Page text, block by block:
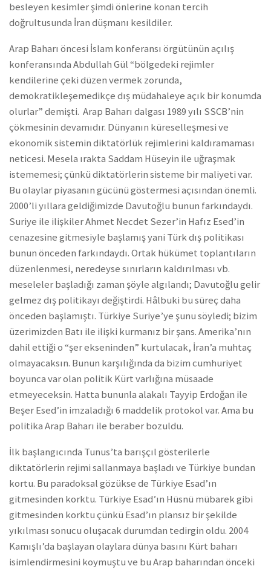
besleyen kesimler şimdi önlerine konan tercih
doğrultusunda İran düşmanı kesildiler.
Arap Baharı öncesi İslam konferansı örgütünün açılış
konferansında Abdullah Gül “bölgedeki rejimler
kendilerine çeki düzen vermek zorunda,
demokratikleşemedikçe dış müdahaleye açık bir konumda
olurlar” demişti. Arap Baharı dalgası 1989 yılı SSCB’nin
çökmesinin devamıdır. Dünyanın küreselleşmesi ve
ekonomik sistemin diktatörlük rejimlerini kaldıramaması
neticesi. Mesela ırakta Saddam Hüseyin ile uğraşmak
istememesi; çünkü diktatörlerin sisteme bir maliyeti var.
Bu olaylar piyasanın gücünü göstermesi açısından önemli.
2000’li yıllara geldiğimizde Davutoğlu bunun farkındaydı.
Suriye ile ilişkiler Ahmet Necdet Sezer’in Hafız Esed’in
cenazesine gitmesiyle başlamış yani Türk dış politikası
bunun önceden farkındaydı. Ortak hükümet toplantıların
düzenlenmesi, neredeyse sınırların kaldırılması vb.
meseleler başladığı zaman şöyle algılandı; Davutoğlu gelir
gelmez dış politikayı değiştirdi. Hâlbuki bu süreç daha
önceden başlamıştı. Türkiye Suriye’ye şunu söyledi; bizim
üzerimizden Batı ile ilişki kurmanız bir şans. Amerika’nın
dahil ettiği o “şer ekseninden” kurtulacak, İran’a muhtaç
olmayacaksın. Bunun karşılığında da bizim cumhuriyet
boyunca var olan politik Kürt varlığına müsaade
etmeyeceksin. Hatta bununla alakalı Tayyip Erdoğan ile
Beşer Esed’in imzaladığı 6 maddelik protokol var. Ama bu
politika Arap Baharı ile beraber bozuldu.
İlk başlangıcında Tunus’ta barışçıl gösterilerle
diktatörlerin rejimi sallanmaya başladı ve Türkiye bundan
kortu. Bu paradoksal gözükse de Türkiye Esad’ın
gitmesinden korktu. Türkiye Esad’ın Hüsnü mübarek gibi
gitmesinden korktu çünkü Esad’ın plansız bir şekilde
yıkılması sonucu oluşacak durumdan tedirgin oldu. 2004
Kamışlı’da başlayan olaylara dünya basını Kürt baharı
isimlendirmesini koymuştu ve bu Arap baharından önceki